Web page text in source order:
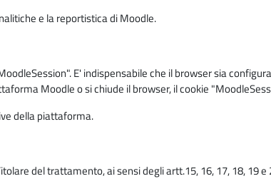
e la reportistica di Moodle.
E' indispensabile che il browser sia
Moodle o si chiude il browser, il cookie
della piattaforma.
del trattamento, ai sensi degli artt.15, 16, 17, 18, 19 e